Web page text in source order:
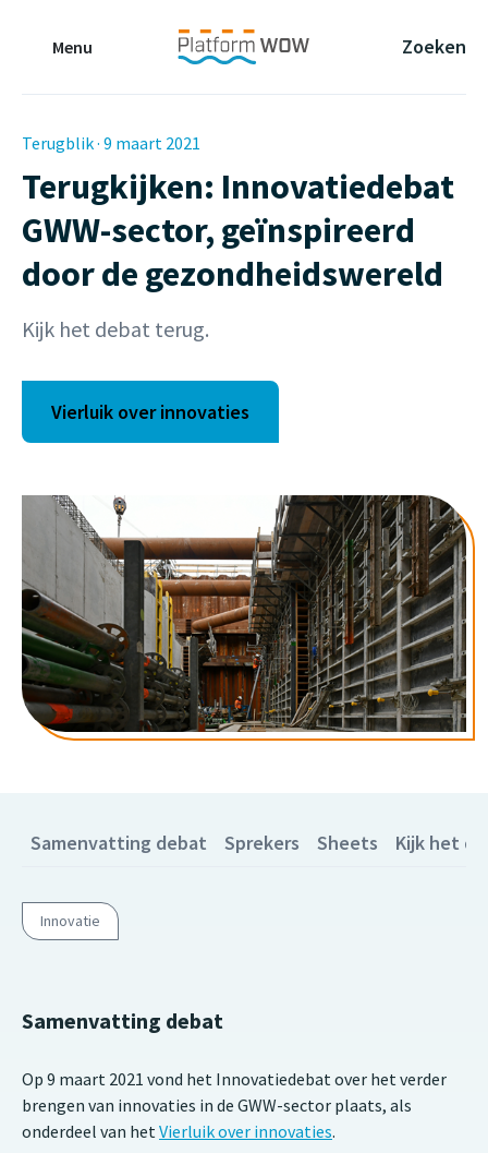
Menu
Zoeken
Terugblik · 9 maart 2021
Terugkijken: Innovatiedebat
GWW-sector, geïnspireerd
door de gezondheidswereld
Kijk het debat terug.
Vierluik over innovaties
Samenvatting debat Sprekers Sheets Kijk het
Innovatie
Samenvatting debat
Op 9 maart 2021 vond het Innovatiedebat over het verder
brengen van innovaties in de GWW-sector plaats, als
onderdeel van het Vierluik over innovaties.